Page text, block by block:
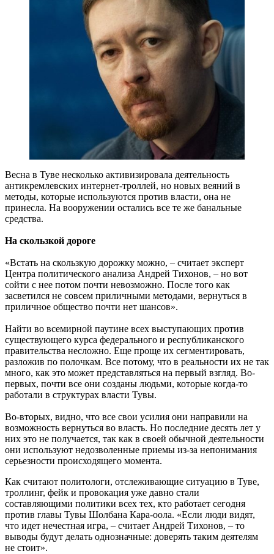
Весна в Туве несколько активизировала деятельность
антикремлевских интернет-троллей, но новых веяний в
методы, которые используются против власти, она не
принесла. На вооружении остались все те же банальные
средства.
На скользкой дороге
«Встать на скользкую дорожку можно, – считает эксперт
Центра политического анализа Андрей Тихонов, – но вот
сойти с нее потом почти невозможно. После того как
засветился не совсем приличными методами, вернуться в
приличное общество почти нет шансов».
Найти во всемирной паутине всех выступающих против
существующего курса федерального и республиканского
правительства несложно. Еще проще их сегментировать,
разложив по полочкам. Все потому, что в реальности их не так
много, как это может представляться на первый взгляд. Во-
первых, почти все они созданы людьми, которые когда-то
работали в структурах власти Тувы.
Во-вторых, видно, что все свои усилия они направили на
возможность вернуться во власть. Но последние десять лет у
них это не получается, так как в своей обычной деятельности
они используют недозволенные приемы из-за непонимания
серьезности происходящего момента.
Как считают политологи, отслеживающие ситуацию в Туве,
троллинг, фейк и провокация уже давно стали
составляющими политики всех тех, кто работает сегодня
против главы Тувы Шолбана Кара-оола. «Если люди видят,
что идет нечестная игра, – считает Андрей Тихонов, – то
выводы будут делать однозначные: доверять таким деятелям
не стоит».